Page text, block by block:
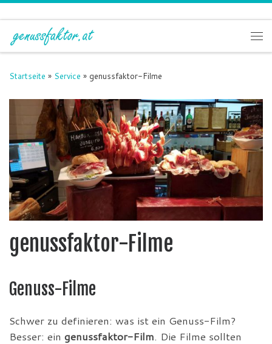
Zum Inhalt springen
Startseite » Service » genussfaktor-Filme
genussfaktor-Filme
Genuss-Filme
Schwer zu definieren: was ist ein Genuss-Film?
Besser: ein genussfaktor-Film . Die Filme sollten